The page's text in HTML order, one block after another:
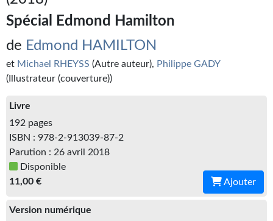
Kvasar
Wotan
Étoiles vives
Yellow Submarine
NUMÉRIQUE
Romans et recueils
Une Heure-Lumière
Nouvelles
Spécial Edmond Hamilton
de Edmond HAMILTON
et Michael RHEYSS (Autre auteur), Philippe GADY
(Illustrateur (couverture))
Livre
192 pages
ISBN : 978-2-913039-87-2
Parution : 26 avril 2018
Disponible
11,00 €
Ajouter
Version numérique